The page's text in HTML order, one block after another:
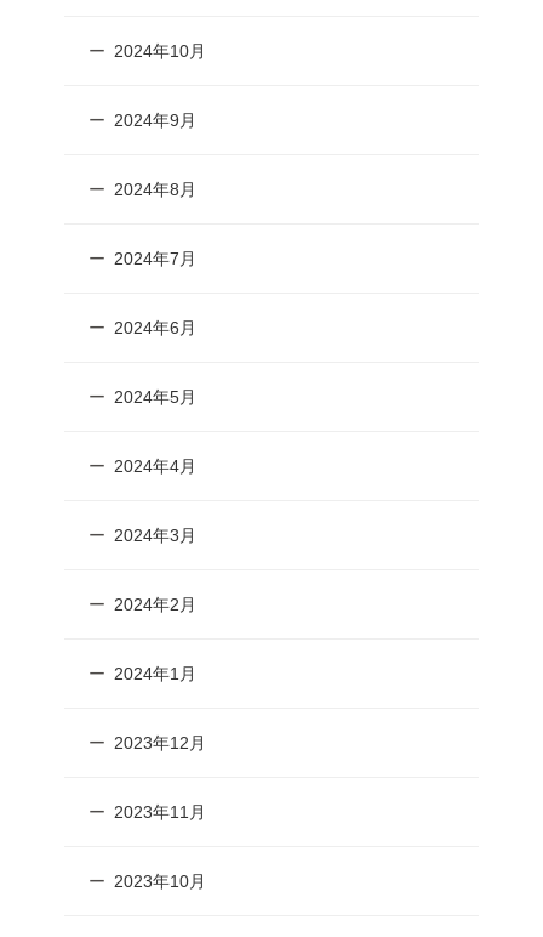
2024年10月
2024年9月
2024年8月
2024年7月
2024年6月
2024年5月
2024年4月
2024年3月
2024年2月
2024年1月
2023年12月
2023年11月
2023年10月